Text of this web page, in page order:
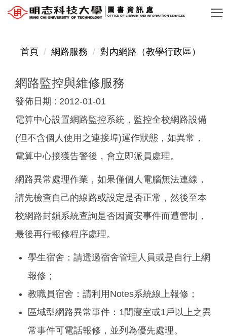
跳
圖書資訊處
OFFICE OF LIBRARY AND INFORMATION SERVICES
首頁 網路服務 對內網路（教學行政區）
網路監控與維修服務
發佈日期 : 2012-01-01
電算中心設置網路監控系統，監控全校網路設備
(但不含個人使用之連接埠)運作狀態，如異常，
電算中心接獲告警後，會立即派員處理。
網路異常處理作業，如果僅個人電腦無法連線，
請先檢查自己的線路或設定是否正常，然後至本
校網路封鎖系統查詢是否因資安事件而遭管制，
最後再行報修程序處理。
學生宿舍：請透過宿舍管理人員或是自行上網
報修；
教職員宿舍：請利用Notes系統線上報修；
區域型網路異常事件：1間寢室或1戶以上之異
常事件可電話報修，並列為優先處理。